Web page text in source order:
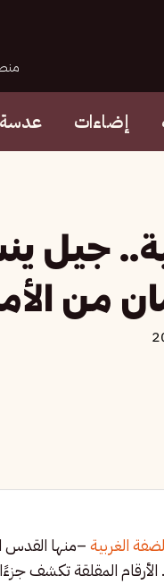
إضاءات عدسة
جيل
من
الغربية–منها القدس